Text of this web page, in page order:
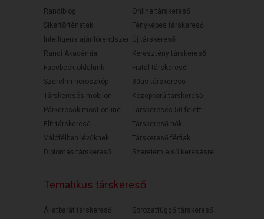
Randiblog
Sikertörténetek
Intelligens ajánlórendszer
Randi Akadémia
Facebook oldalunk
Szerelmi horoszkóp
Társkeresés mobilon
Párkeresők most online
Elit társkereső
Válófélben lévőknek
Diplomás társkereső
Online társkereső
Fényképes társkereső
Új társkereső
Keresztény társkereső
Fiatal társkereső
30as társkereső
Középkorú társkereső
Társkeresés 50 felett
Társkereső nők
Társkereső férfiak
Szerelem első keresésre
Tematikus társkereső
Állatbarát társkereső
Sorozatfüggő társkereső